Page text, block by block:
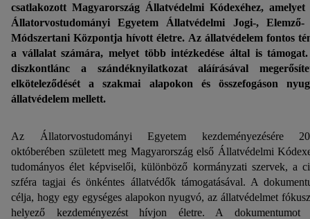
csatlakozott Magyarország Állatvédelmi Kódexéhez, amelyet
Állatorvostudományi Egyetem Állatvédelmi Jogi-, Elemző-
Módszertani Központja hívott életre. Az állatvédelem fontos
a vállalat számára, melyet több intézkedése által is
diszkontlánc a szándéknyilatkozat aláírásával
elköteleződését a szakmai alapokon és összefogáson
állatvédelem mellett.
Az Állatorvostudományi Egyetem kezdeményezésére
októberében született meg Magyarország első Állatvédelmi
tudományos élet képviselői, különböző kormányzati szervek, a
szféra tagjai és önkéntes állatvédők támogatásával. A
célja, hogy egy egységes alapokon nyugvó, az állatvédelmet
helyező kezdeményezést hívjon életre. A dokumentumot